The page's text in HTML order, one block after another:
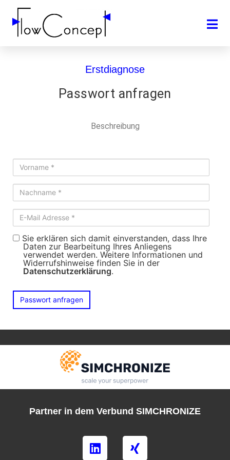
Erstdiagnose
Passwort anfragen
Beschreibung
Sie erklären sich damit einverstanden, dass Ihre
Daten zur Bearbeitung Ihres Anliegens
verwendet werden. Weitere Informationen und
Widerrufshinweise finden Sie in der
Datenschutzerklärung.
Partner in dem Verbund SIMCHRONIZE